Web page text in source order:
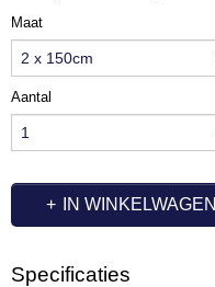
Maat
Aantal
IN WINKELWAGEN
Specificaties